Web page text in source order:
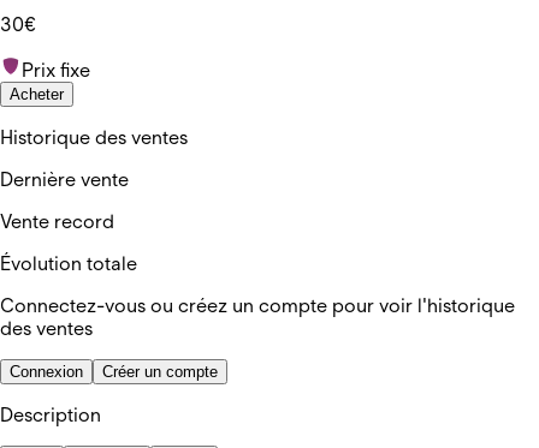
30€
Prix fixe
Acheter
Historique des ventes
Dernière vente
Vente record
Évolution totale
Connectez-vous ou créez un compte pour voir l'historique
des ventes
Connexion Créer un compte
Description